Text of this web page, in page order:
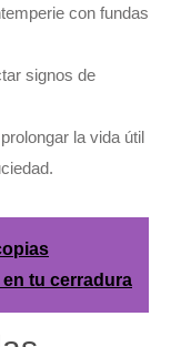
con fundas
signos de
la vida útil
tu cerradura